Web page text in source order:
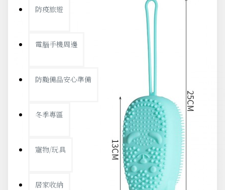
防疫旅遊
電腦手機周邊
防颱備品安心準備
冬季專區
寵物/玩具
居家收納